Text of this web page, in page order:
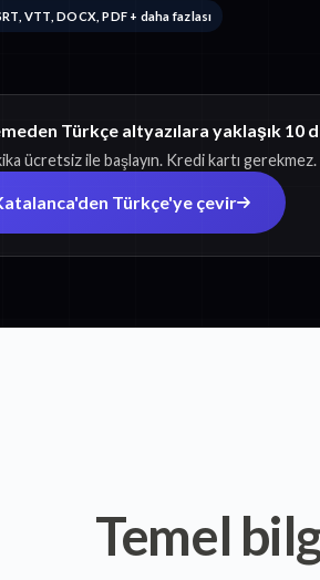
VTT, DOCX, PDF + daha fazlası
Türkçe altyazılara yaklaşık 10
ücretsiz ile başlayın. Kredi kartı gerekmez.
Türkçe'ye çevir
Temel